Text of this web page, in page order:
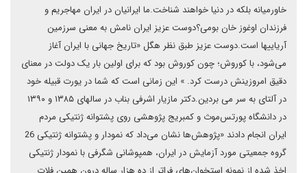
خاورمیانه بلکه در دنیا خواهند شناخت.ما ایرانیان در ایران مهاجریم و
فرزندان اوغوز خان بومی؟دوست عزیز ایران نامش به معنی سرزمین
آریاییها است.دوست عزیز طبق نظر هگل «تاریخ جهانی با ایران آغاز
می‌شود، با کوروش؛ چون کوروش بود که برای اولین بار یک دولت در معنای
دقیق امروزینش درست کرد. » این زمانی است که شما در یورت قبیله خود
در آلتای به سر می بردین.دکتر مازیار اشرفی بناب در سالهای ۱۳۸۵ و ۱۳۹۰
در دانشگاه پورتس‌موث و کمبریج پژوهشی روی پشتوانه ژنتیکی مردم
ایران انجام دادند «پژوهش‌ها نشان می‌داد که نمودار و پشتوانه ژنتیکی 26
گروه جمعیتی مورد آزمایش در ایران، همپوشانی شگرفی با نمودار ژنتیکی